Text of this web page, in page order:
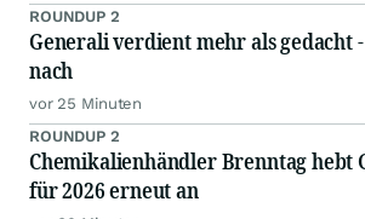
ROUNDUP 2
Generali verdient mehr als gedacht
nach
vor 25 Minuten
ROUNDUP 2
Chemikalienhändler Brenntag hebt
für 2026 erneut an